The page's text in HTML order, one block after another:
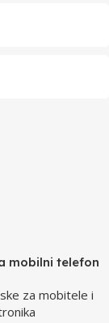
mobilni telefon
za mobitele i